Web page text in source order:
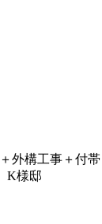
外構工事＋付帯
K様邸